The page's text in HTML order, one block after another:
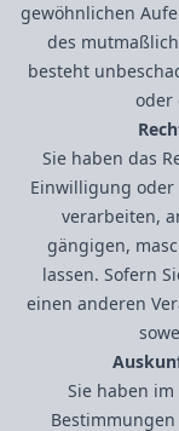
gewöhnlichen
des
besteht
oder
Sie haben das
Einwilligung
verarbeiten,
gängigen,
lassen. Sofern
einen anderen
Sie haben